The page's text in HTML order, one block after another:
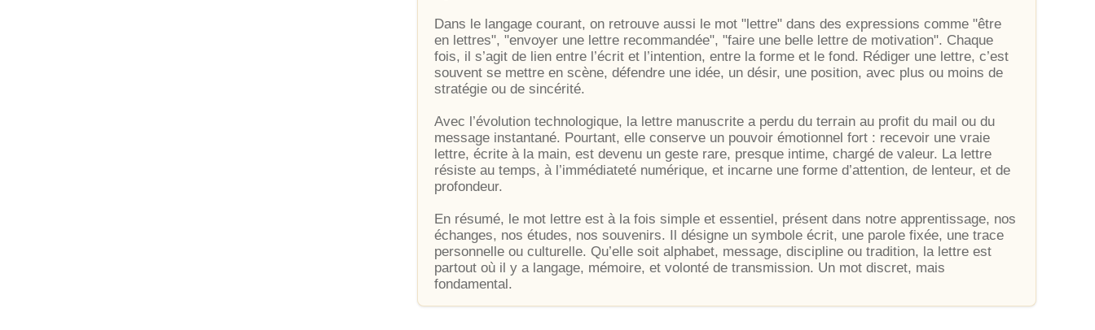
Dans le langage courant, on retrouve aussi le mot "lettre" dans des expressions comme "être
en lettres", "envoyer une lettre recommandée", "faire une belle lettre de motivation". Chaque
fois, il s’agit de lien entre l’écrit et l’intention, entre la forme et le fond. Rédiger une lettre, c’est
souvent se mettre en scène, défendre une idée, un désir, une position, avec plus ou moins de
stratégie ou de sincérité.
Avec l’évolution technologique, la lettre manuscrite a perdu du terrain au profit du mail ou du
message instantané. Pourtant, elle conserve un pouvoir émotionnel fort : recevoir une vraie
lettre, écrite à la main, est devenu un geste rare, presque intime, chargé de valeur. La lettre
résiste au temps, à l’immédiateté numérique, et incarne une forme d’attention, de lenteur, et de
profondeur.
En résumé, le mot lettre est à la fois simple et essentiel, présent dans notre apprentissage, nos
échanges, nos études, nos souvenirs. Il désigne un symbole écrit, une parole fixée, une trace
personnelle ou culturelle. Qu’elle soit alphabet, message, discipline ou tradition, la lettre est
partout où il y a langage, mémoire, et volonté de transmission. Un mot discret, mais
fondamental.